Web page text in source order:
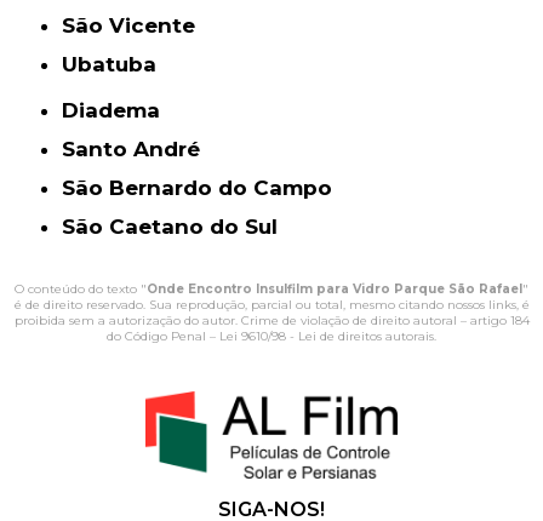
São Vicente
Ubatuba
Diadema
Santo André
São Bernardo do Campo
São Caetano do Sul
O conteúdo do texto "Onde Encontro Insulfilm para Vidro Parque São Rafael"
é de direito reservado. Sua reprodução, parcial ou total, mesmo citando nossos links, é
proibida sem a autorização do autor. Crime de violação de direito autoral – artigo 184
do Código Penal – Lei 9610/98 - Lei de direitos autorais.
SIGA-NOS!